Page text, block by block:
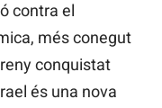
contra el
més conegut
conquistat
és una nova